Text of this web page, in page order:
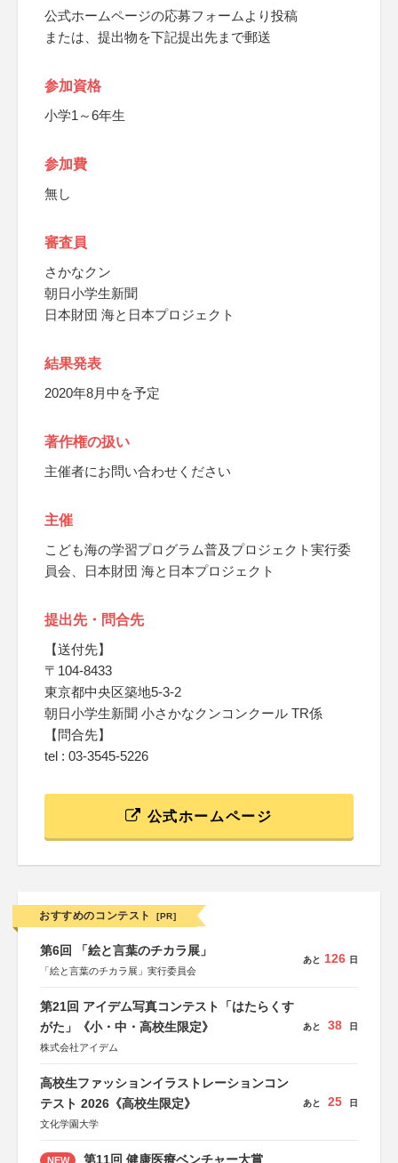
公式ホームページの応募フォームより投稿
または、提出物を下記提出先まで郵送
参加資格
小学1～6年生
参加費
無し
審査員
さかなクン
朝日小学生新聞
日本財団 海と日本プロジェクト
結果発表
2020年8月中を予定
著作権の扱い
主催者にお問い合わせください
主催
こども海の学習プログラム普及プロジェクト実行委
員会、日本財団 海と日本プロジェクト
提出先・問合先
【送付先】
〒104-8433
東京都中央区築地5-3-2
朝日小学生新聞 小さかなクンコンクール TR係
【問合先】
tel : 03-3545-5226
公式ホームページ
おすすめのコンテスト [PR]
第6回 「絵と言葉のチカラ展」
「絵と言葉のチカラ展」実行委員会
あと 126 日
第21回 アイデム写真コンテスト「はたらくす
がた」《小・中・高校生限定》
株式会社アイデム
あと 38 日
高校生ファッションイラストレーションコン
テスト 2026《高校生限定》
文化学園大学
あと 25 日
NEW 第11回 健康医療ベンチャー大賞